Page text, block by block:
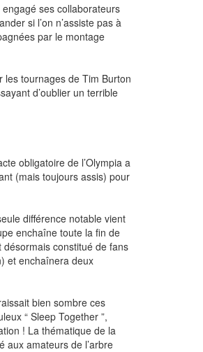
ses collaborateurs
si l’on n’assiste pas à
par le montage
les tournages de Tim Burton
d’oublier un terrible
obligatoire de l’Olympia a
(mais toujours assis) pour
différence notable vient
enchaîne toute la fin de
désormais constitué de fans
et enchaînera deux
bien sombre ces
“ Sleep Together ”,
! La thématique de la
aux amateurs de l’arbre